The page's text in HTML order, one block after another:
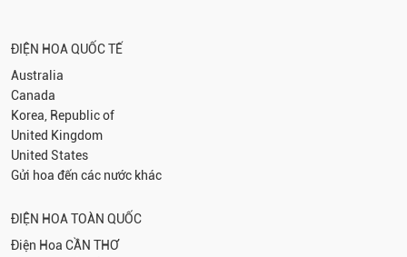
ĐIỆN HOA QUỐC TẾ
Australia
Canada
Korea, Republic of
United Kingdom
United States
Gửi hoa đến các nước khác
ĐIỆN HOA TOÀN QUỐC
Điện Hoa CẦN THƠ